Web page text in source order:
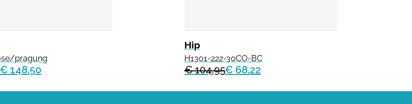
pragung
€ 148.50
Hip
H1301-222-30CO-BC
€ 104.95€ 68.22